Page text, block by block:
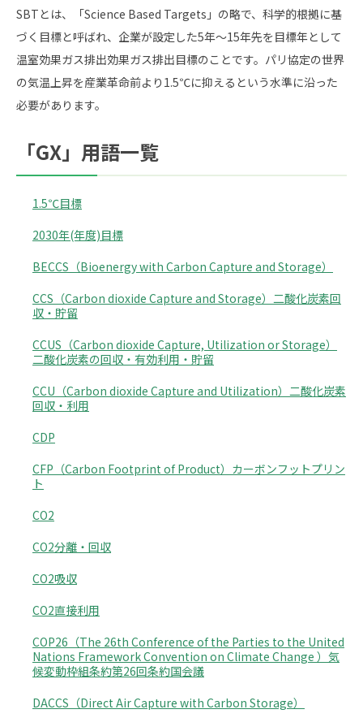
SBTとは、「Science Based Targets」の略で、科学的根拠に基
づく目標と呼ばれ、企業が設定した5年～15年先を目標年として
温室効果ガス排出効果ガス排出目標のことです。パリ協定の世界
の気温上昇を産業革命前より1.5℃に抑えるという水準に沿った
必要があります。
「GX」用語一覧
1.5℃目標
2030年(年度)目標
BECCS（Bioenergy with Carbon Capture and Storage）
CCS（Carbon dioxide Capture and Storage）二酸化炭素回
収・貯留
CCUS（Carbon dioxide Capture, Utilization or Storage）
二酸化炭素の回収・有効利用・貯留
CCU（Carbon dioxide Capture and Utilization）二酸化炭素
回収・利用
CDP
CFP（Carbon Footprint of Product）カーボンフットプリン
ト
CO2
CO2分離・回収
CO2吸収
CO2直接利用
COP26（The 26th Conference of the Parties to the United
Nations Framework Convention on Climate Change ）気
候変動枠組条約第26回条約国会議
DACCS（Direct Air Capture with Carbon Storage）